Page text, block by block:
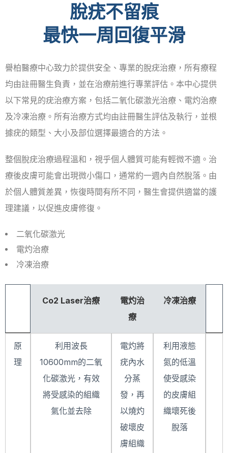
脫疣不留痕
最快一周回復平滑
譽柏醫療中心致力於提供安全、專業的脫疣治療，所有療程
均由註冊醫生負責，並在治療前進行專業評估。本中心提供
以下常見的疣治療方案，包括二氧化碳激光治療、電灼治療
及冷凍治療。所有治療方式均由註冊醫生評估及執行，並根
據疣的類型、大小及部位選擇最適合的方法。
整個脫疣治療過程溫和，視乎個人體質可能有輕微不適。治
療後皮膚可能會出現微小傷口，通常約一週內自然脫落。由
於個人體質差異，恢復時間有所不同，醫生會提供適當的護
理建議，以促進皮膚修復。
二氧化碳激光
電灼治療
冷凍治療
Co2 Laser治療
電灼治
療
冷凍治療
原
理
利用波長
10600mm的二氧
化碳激光，有效
將受感染的組織
氣化並去除
電灼將
疣內水
分蒸
發，再
以燒灼
破壞皮
膚組織
利用液態
氮的低溫
使受感染
的皮膚組
織壞死後
脫落